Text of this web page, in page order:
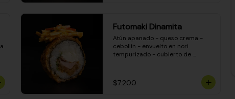
Futomaki Dinamita
Atún apanado - queso crema -
cebollín - envuelto en nori
tempurizado - cubierto de
$7.200